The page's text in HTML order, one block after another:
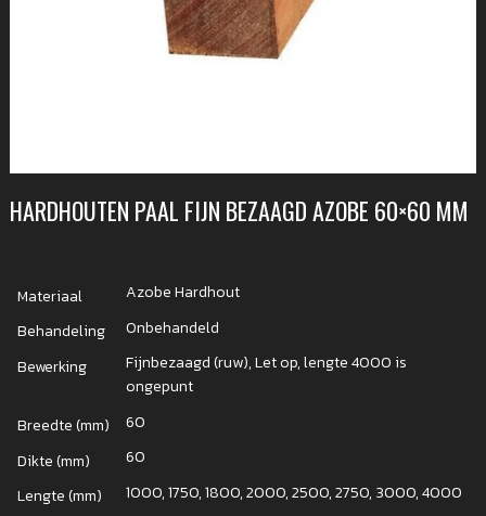
HARDHOUTEN PAAL FIJN BEZAAGD AZOBE 60×60 MM
Materiaal
Azobe Hardhout
Behandeling
Onbehandeld
Bewerking
Fijnbezaagd (ruw), Let op, lengte 4000 is
ongepunt
Breedte (mm)
60
Dikte (mm)
60
Lengte (mm)
1000, 1750, 1800, 2000, 2500, 2750, 3000, 4000